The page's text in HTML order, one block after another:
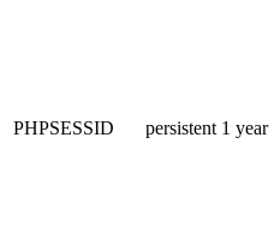
PHPSESSID persistent 1 year